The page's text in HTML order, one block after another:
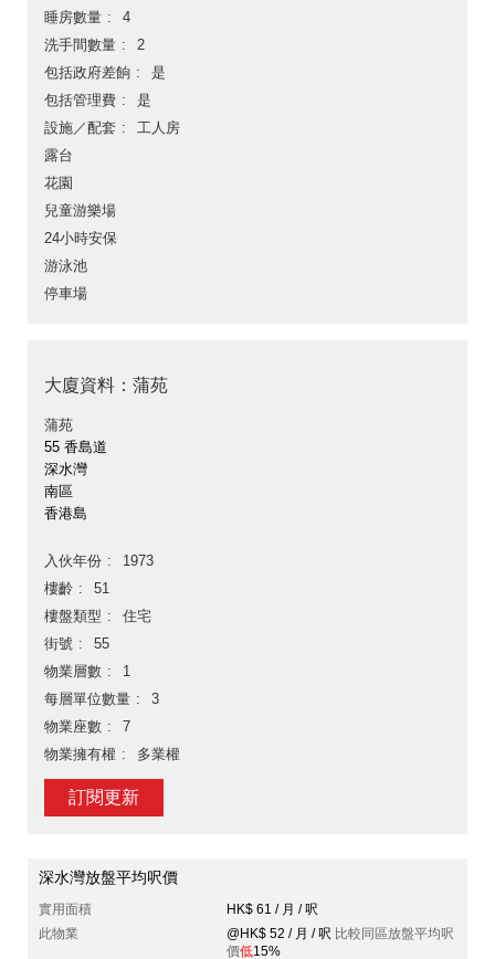
睡房數量
4
洗手間數量
2
包括政府差餉
是
包括管理費
是
設施／配套
工人房
露台
花園
兒童游樂場
24小時安保
游泳池
停車場
大廈資料：蒲苑
蒲苑
55 香島道
深水灣
南區
香港島
入伙年份
1973
樓齡
51
樓盤類型
住宅
街號
55
物業層數
1
每層單位數量
3
物業座數
7
物業擁有權
多業權
訂閱更新
深水灣放盤平均呎價
實用面積
HK$ 61 / 月 / 呎
此物業
@HK$ 52 / 月 / 呎 比較同區放盤平均呎
價低15%